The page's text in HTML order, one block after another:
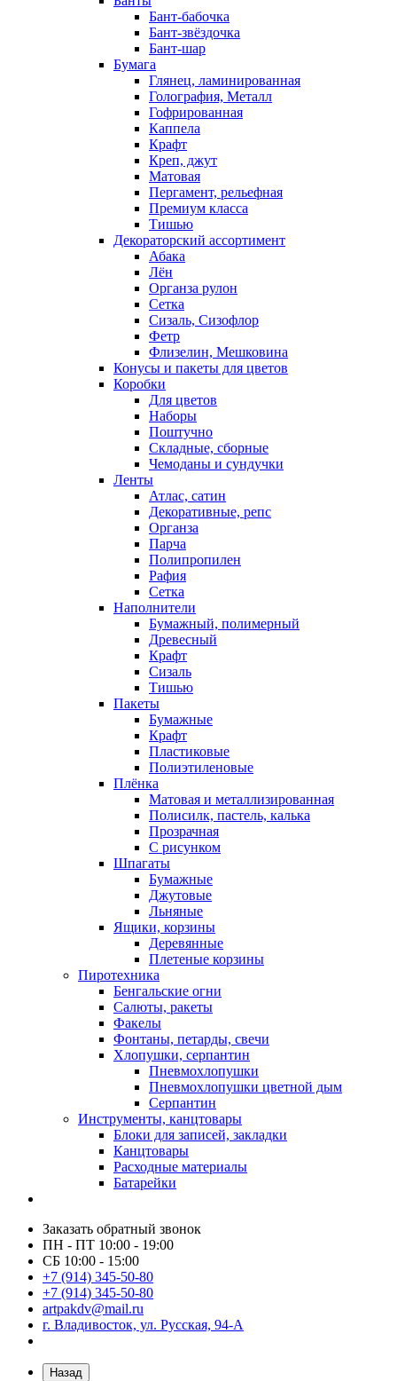
Бант-бабочка
Бант-звёздочка
Бант-шар
Бумага
Глянец, ламинированная
Голография, Металл
Гофрированная
Каппела
Крафт
Креп, джут
Матовая
Пергамент, рельефная
Премиум класса
Тишью
Декораторский ассортимент
Абака
Лён
Органза рулон
Сетка
Сизаль, Сизофлор
Фетр
Флизелин, Мешковина
Конусы и пакеты для цветов
Коробки
Для цветов
Наборы
Поштучно
Складные, сборные
Чемоданы и сундучки
Ленты
Атлас, сатин
Декоративные, репс
Органза
Парча
Полипропилен
Рафия
Сетка
Наполнители
Бумажный, полимерный
Древесный
Крафт
Сизаль
Тишью
Пакеты
Бумажные
Крафт
Пластиковые
Полиэтиленовые
Плёнка
Матовая и металлизированная
Полисилк, пастель, калька
Прозрачная
С рисунком
Шпагаты
Бумажные
Джутовые
Льняные
Ящики, корзины
Деревянные
Плетеные корзины
Пиротехника
Бенгальские огни
Салюты, ракеты
Факелы
Фонтаны, петарды, свечи
Хлопушки, серпантин
Пневмохлопушки
Пневмохлопушки цветной дым
Серпантин
Инструменты, канцтовары
Блоки для записей, закладки
Канцтовары
Расходные материалы
Батарейки
Заказать обратный звонок
ПН - ПТ 10:00 - 19:00
СБ 10:00 - 15:00
+7 (914) 345-50-80
+7 (914) 345-50-80
artpakdv@mail.ru
г. Владивосток, ул. Русская, 94-А
Назад